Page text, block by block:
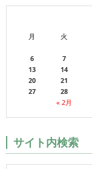
月
火
« 2月
6
7
13
14
20
21
27
28
サイト内検索